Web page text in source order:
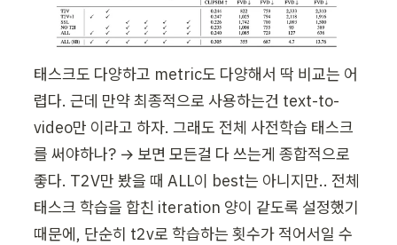
태스크도 다양하고 metric도 다양해서 딱 비교는 어
렵다. 근데 만약 최종적으로 사용하는건 text-to-
video만 이라고 하자. 그래도 전체 사전학습 태스크
를 써야하나? → 보면 모든걸 다 쓰는게 종합적으로
좋다. T2V만 봤을 때 ALL이 best는 아니지만.. 전체
태스크 학습을 합친 iteration 양이 같도록 설정했기
때문에, 단순히 t2v로 학습하는 횟수가 적어서일 수